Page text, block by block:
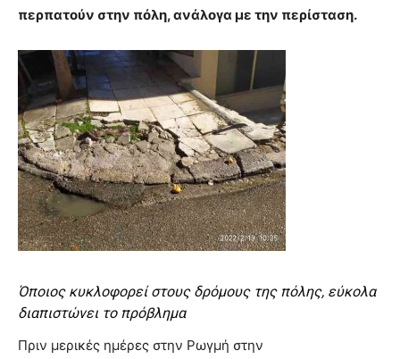
cam
xxx
brandi
teaches
you
the
meaning
of
pain.
pornhun
hd
περπατούν στην πόλη, ανάλογα με την περίσταση.
Όποιος κυκλοφορεί στους δρόμους της πόλης, εύκολα
διαπιστώνει το πρόβλημα
Πριν μερικές ημέρες στην Ρωγμή στην